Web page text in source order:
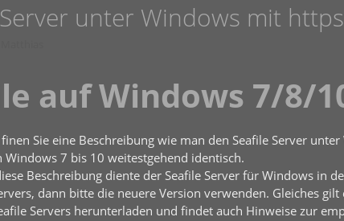
unter Windows mit
auf Windows 7/8/
Sie eine Beschreibung wie man den Seafile Server
Windows 7 bis 10 weitestgehend identisch.
Beschreibung diente der Seafile Server für Windows in
dann bitte die neuere Version verwenden. Gleiches
Servers herunterladen und findet auch Hinweise zur